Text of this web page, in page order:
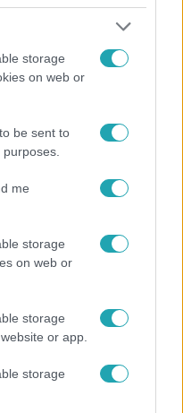
storage
on web or
be sent to
me
storage
on web or
storage
or app.
storage
dohányzott és bort